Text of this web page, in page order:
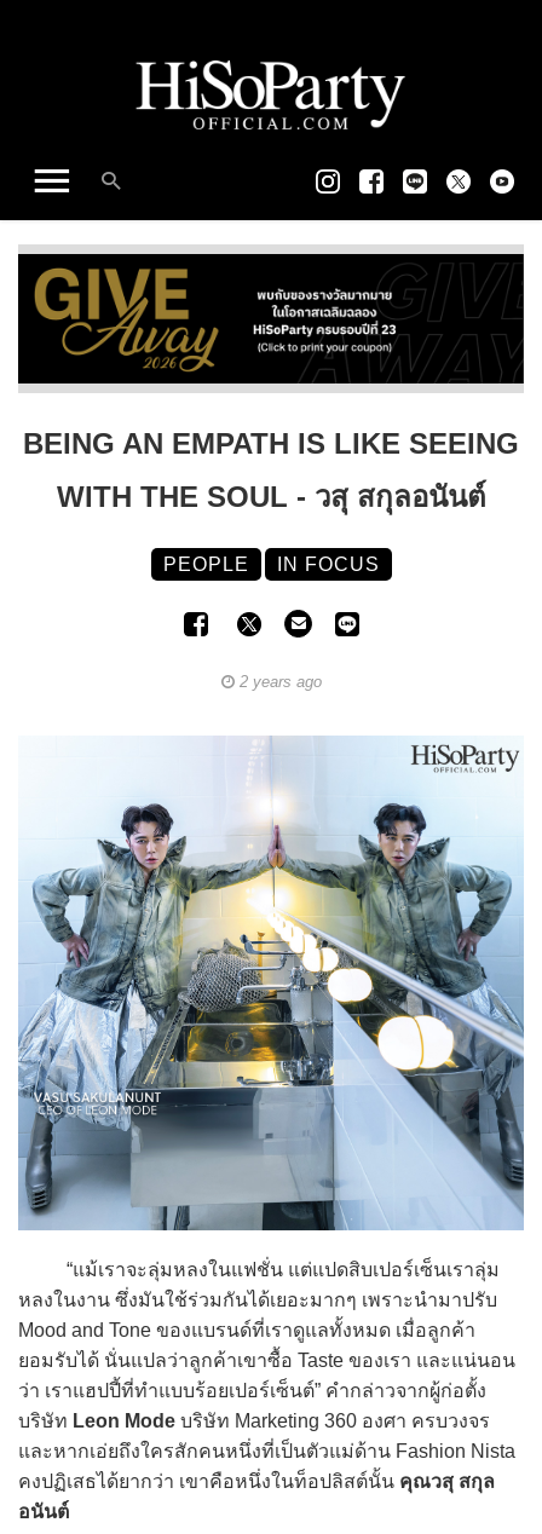
BEING AN EMPATH IS LIKE SEEING
WITH THE SOUL - วสุ สกุลอนันต์
PEOPLE IN FOCUS
2 years ago
“แม้เราจะลุ่มหลงในแฟชั่น แต่แปดสิบเปอร์เซ็นเราลุ่ม
หลงในงาน ซึ่งมันใช้ร่วมกันได้เยอะมากๆ เพราะนำมาปรับ
Mood and Tone ของแบรนด์ที่เราดูแลทั้งหมด เมื่อลูกค้า
ยอมรับได้ นั่นแปลว่าลูกค้าเขาซื้อ Taste ของเรา และแน่นอน
ว่า เราแฮปปี้ที่ทำแบบร้อยเปอร์เซ็นต์” คำกล่าวจากผู้ก่อตั้ง
บริษัท Leon Mode บริษัท Marketing 360 องศา ครบวงจร
และหากเอ่ยถึงใครสักคนหนึ่งที่เป็นตัวแม่ด้าน Fashion Nista
คงปฏิเสธได้ยากว่า เขาคือหนึ่งในท็อปลิสต์นั้น คุณวสุ สกุล
อนันต์